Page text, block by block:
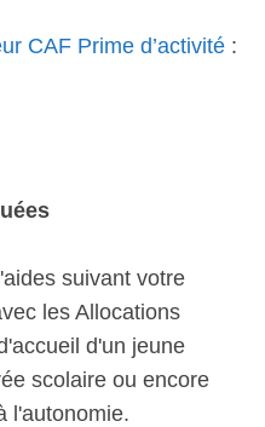
CAF Prime d’activité :
suivant votre
les Allocations
d'un jeune
scolaire ou encore
l'autonomie.